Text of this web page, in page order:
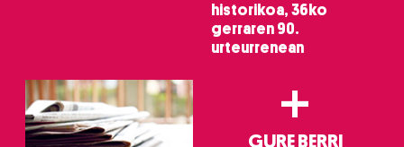
historikoa, 36ko
gerraren 90.
urteurrenean
+
GURE BERRI